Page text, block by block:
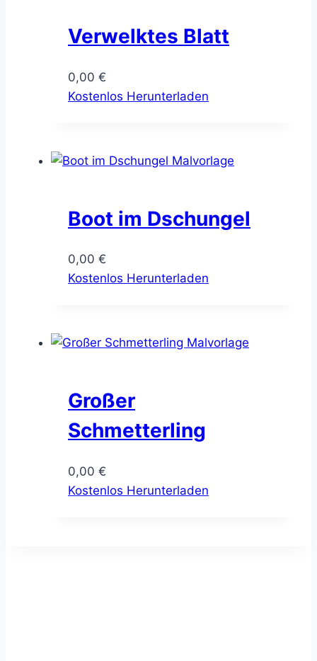
Verwelktes Blatt
0,00 €
Kostenlos Herunterladen
Boot im Dschungel
0,00 €
Kostenlos Herunterladen
Großer
Schmetterling
0,00 €
Kostenlos Herunterladen